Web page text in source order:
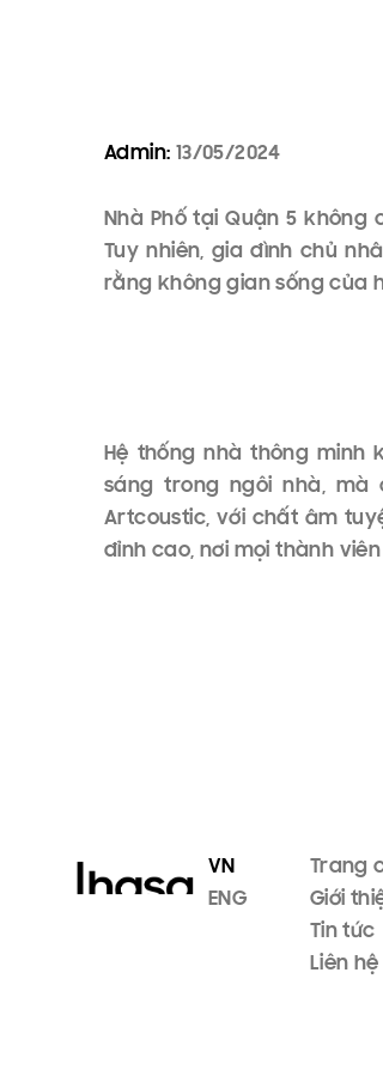
Admin: 13/05/2024
Nhà Phố tại Quận 5 không
Tuy nhiên, gia đình chủ
rằng không gian sống của
Hệ thống nhà thông minh
sáng trong ngôi nhà, mà
Artcoustic, với chất âm
đỉnh cao, nơi mọi thành
VN
ENG
Trang
Giới
Tin tức
Liên hệ